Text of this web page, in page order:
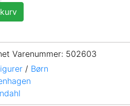
Varenummer: 502603
/ Børn